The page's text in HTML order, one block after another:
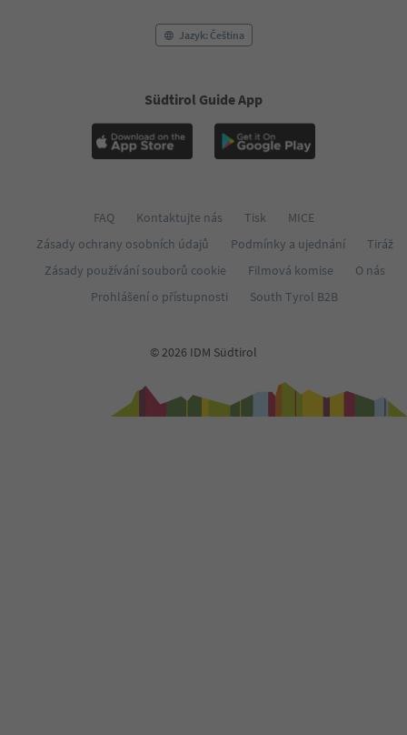
Jazyk: Čeština
Südtirol Guide App
FAQ Kontaktujte nás Tisk
MICE
Zásady ochrany osobních údajů
Podmínky a ujednání
Tiráž
Zásady používání souborů cookie
Filmová komise
O nás
Prohlášení o přístupnosti
South Tyrol B2B
© 2026 IDM Südtirol